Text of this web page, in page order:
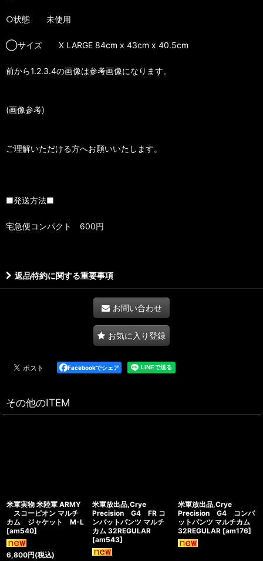
○状態 未使用
◯サイズ X LARGE 84cm x 43cm x 40.5cm
前から1.2.3.4の画像は参考画像になります。
(画像参考)
ご理解いただける方へお願いいたします。
■発送方法■
宅急便コンパクト 600円
返品特約に関する重要事項
お問い合わせ
お気に入り登録
Facebookでシェア
その他のITEM
米軍実物 米陸軍 ARMY
スコーピオン マルチ
カム ジャケット M-L
[am540]
6,800円(税込)
米軍放出品,Crye
Precision G4 FR コ
ンバットパンツ マルチ
カム 32REGULAR
[am543]
米軍放出品,Crye
Precision G4 コンバ
ットパンツ マルチカム
32REGULAR [am176]